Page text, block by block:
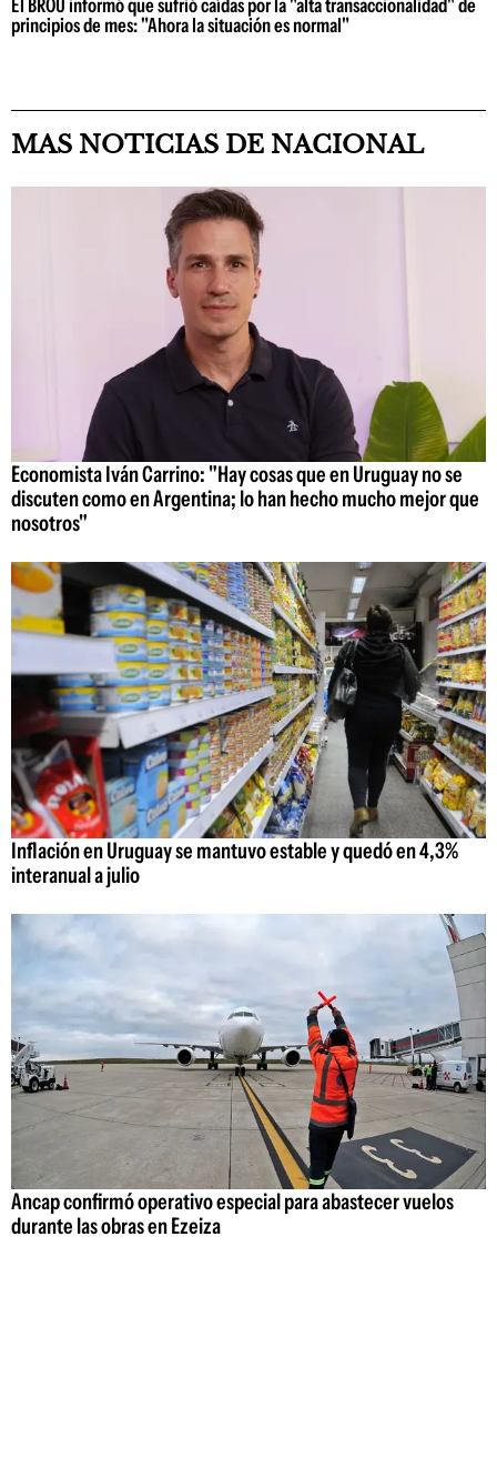
El BROU informó que sufrió caídas por la "alta transaccionalidad" de
principios de mes: "Ahora la situación es normal"
MAS NOTICIAS DE NACIONAL
Economista Iván Carrino: "Hay cosas que en Uruguay no se
discuten como en Argentina; lo han hecho mucho mejor que
nosotros"
Inflación en Uruguay se mantuvo estable y quedó en 4,3%
interanual a julio
Ancap confirmó operativo especial para abastecer vuelos
durante las obras en Ezeiza